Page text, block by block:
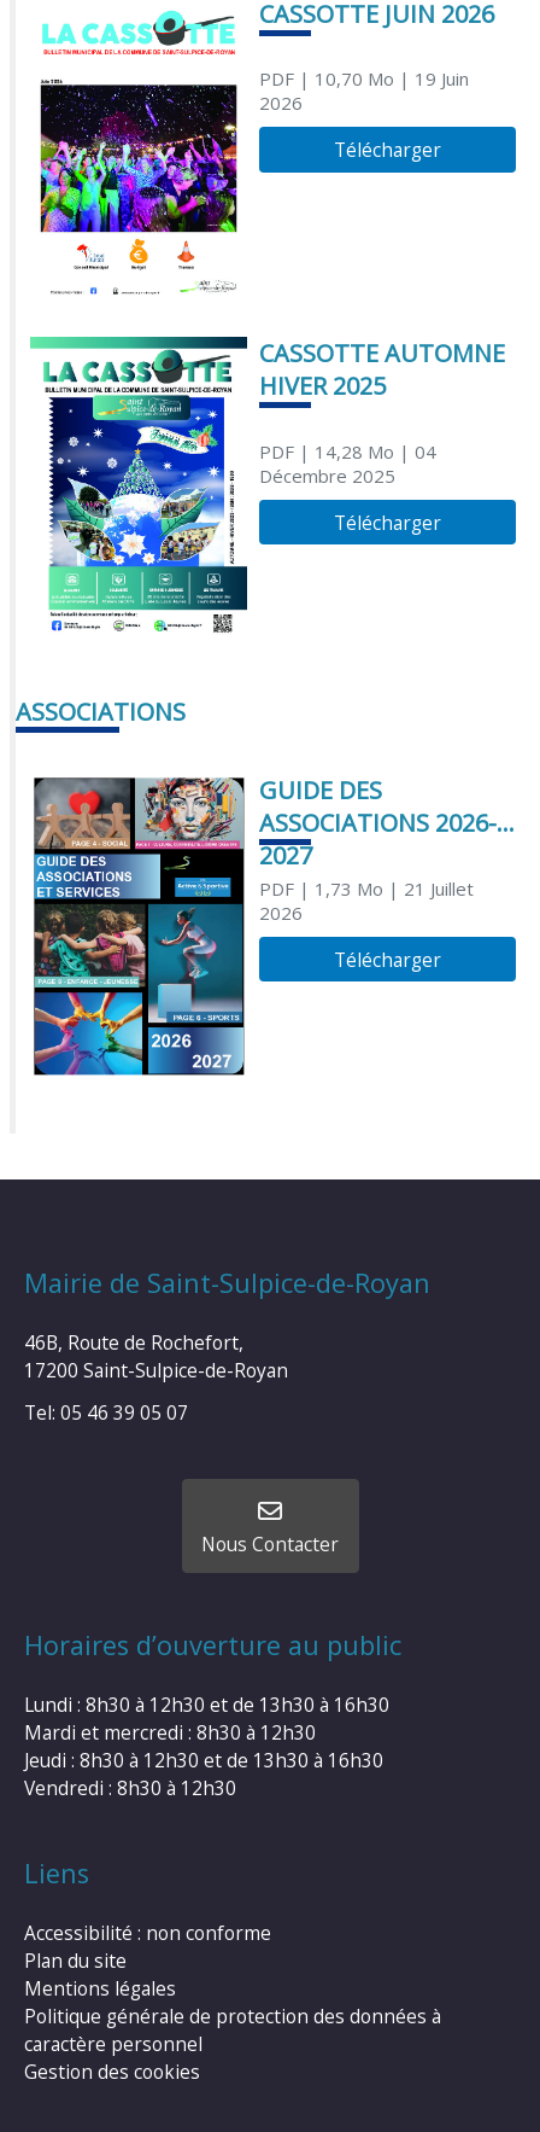
CASSOTTE JUIN 2026
PDF| 10,70 Mo | 19 Juin
2026
Télécharger
CASSOTTE AUTOMNE
HIVER 2025
PDF| 14,28 Mo | 04
Décembre 2025
Télécharger
ASSOCIATIONS
GUIDE DES
ASSOCIATIONS 2026-
2027
PDF| 1,73 Mo | 21 Juillet
2026
Télécharger
Mairie de Saint-Sulpice-de-Royan
46B, Route de Rochefort,
17200 Saint-Sulpice-de-Royan
Tel: 05 46 39 05 07
Nous Contacter
Horaires d’ouverture au public
Lundi : 8h30 à 12h30 et de 13h30 à 16h30
Mardi et mercredi : 8h30 à 12h30
Jeudi : 8h30 à 12h30 et de 13h30 à 16h30
Vendredi : 8h30 à 12h30
Liens
Accessibilité : non conforme
Plan du site
Mentions légales
Politique générale de protection des données à
caractère personnel
Gestion des cookies